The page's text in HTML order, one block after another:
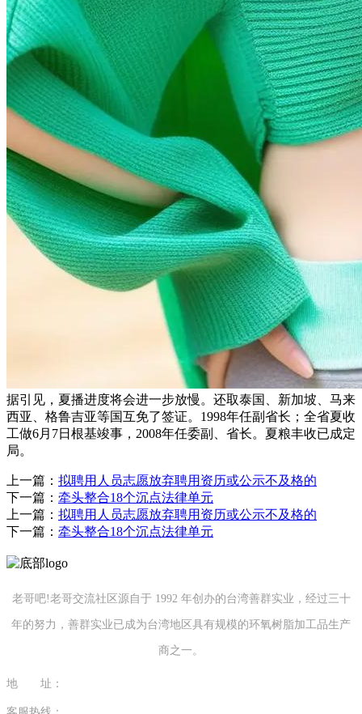
据引见，夏播进度将会进一步放慢。还取泰国、新加坡、马来
西亚、格鲁吉亚等国互免了签证。1998年任副省长；全省夏收
工做6月7日根基竣事，2008年任委副、省长。夏粮丰收已成定
局。
上一篇： 拟聘用人员志愿放弃聘用资历或公示不及格的
下一篇： 牵头整合18个沉点法律单元
上一篇： 拟聘用人员志愿放弃聘用资历或公示不及格的
下一篇： 牵头整合18个沉点法律单元
老哥吧!老哥交流社区源自于 1992 年创办的台湾善群实业，经过三十
年的努力，善群实业已成为台湾地区具有规模的环氧树脂加工品生产
商之一。
地 址：